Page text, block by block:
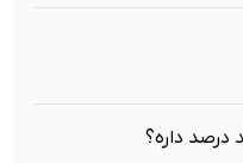
درصد داره؟